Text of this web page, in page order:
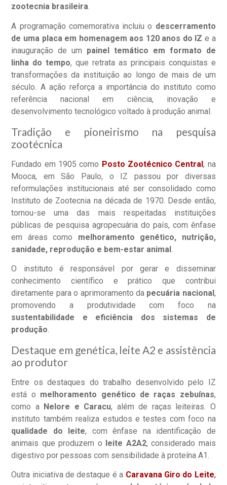
zootecnia brasileira.
A programação comemorativa incluiu o descerramento
de uma placa em homenagem aos 120 anos do IZ e a
inauguração de um painel temático em formato de
linha do tempo, que retrata as principais conquistas e
transformações da instituição ao longo de mais de um
século. A ação reforça a importância do instituto como
referência nacional em ciência, inovação e
desenvolvimento tecnológico voltado à produção animal.
Tradição e pioneirismo na pesquisa
zootécnica
Fundado em 1905 como Posto Zootécnico Central, na
Mooca, em São Paulo, o IZ passou por diversas
reformulações institucionais até ser consolidado como
Instituto de Zootecnia na década de 1970. Desde então,
tornou-se uma das mais respeitadas instituições
públicas de pesquisa agropecuária do país, com ênfase
em áreas como melhoramento genético, nutrição,
sanidade, reprodução e bem-estar animal
O instituto é responsável por gerar e disseminar
conhecimento científico e prático que contribui
diretamente para o aprimoramento da pecuária nacional,
promovendo a produtividade com foco na
sustentabilidade e eficiência dos sistemas de
produção.
Destaque em genética, leite A2 e assistência
ao produtor
Entre os destaques do trabalho desenvolvido pelo IZ
está o melhoramento genético de raças zebuínas,
como a Nelore e Caracu, além de raças leiteiras. O
instituto também realiza estudos e testes com foco na
qualidade do leite, com ênfase na identificação de
animais que produzem o leite A2A2, considerado mais
digestivo por pessoas com sensibilidade à proteína A1.
Outra iniciativa de destaque é a Caravana Giro do Leite,